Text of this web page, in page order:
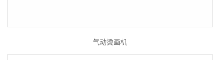
气动烫画机